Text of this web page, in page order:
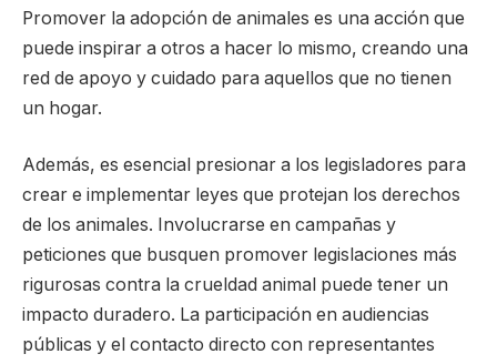
Promover la adopción de animales es una acción que
puede inspirar a otros a hacer lo mismo, creando una
red de apoyo y cuidado para aquellos que no tienen
un hogar.
Además, es esencial presionar a los legisladores para
crear e implementar leyes que protejan los derechos
de los animales. Involucrarse en campañas y
peticiones que busquen promover legislaciones más
rigurosas contra la crueldad animal puede tener un
impacto duradero. La participación en audiencias
públicas y el contacto directo con representantes